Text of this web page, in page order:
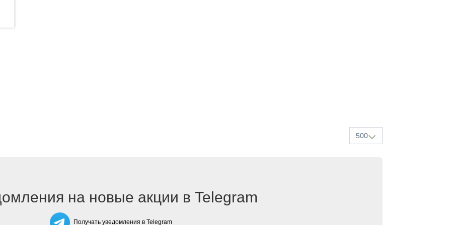
500
на новые акции в Telegram
Получать уведомления в Telegram